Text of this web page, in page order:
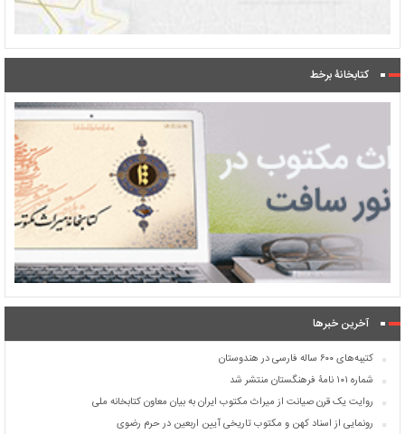
کتابخانۀ برخط
آخرین خبرها
کتیبه‌های ۶۰۰ ساله فارسی در هندوستان
شماره ۱۰۱ نامۀ فرهنگستان منتشر شد
روایت یک قرن صیانت از میراث مکتوب ایران به بیان معاون کتابخانه ملی
رونمایی از اسناد کهن و مکتوب تاریخی آیین اربعین در حرم رضوی